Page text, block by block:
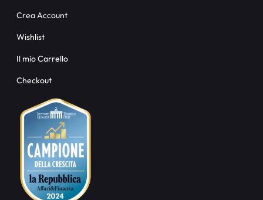
Crea Account
Wishlist
Il mio Carrello
Checkout